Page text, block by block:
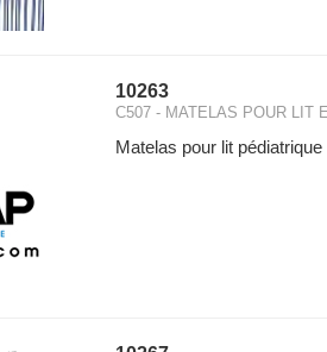
10263
C507 - MATELAS POUR LIT
Matelas pour lit